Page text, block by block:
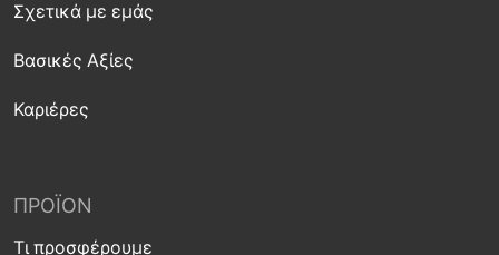
Σχετικά με εμάς
Βασικές Αξίες
Καριέρες
ΠΡΟΪΌΝ
Τι προσφέρουμε